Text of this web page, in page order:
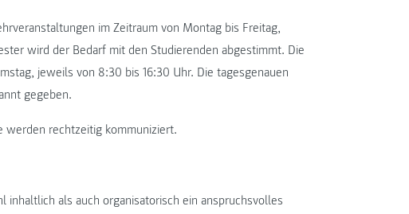
im Zeitraum von Montag bis Freitag,
wird der Bedarf mit den Studierenden abgestimmt. Die
jeweils von 8:30 bis 16:30 Uhr. Die tagesgenauen
gegeben.
werden rechtzeitig kommuniziert.
inhaltlich als auch organisatorisch ein anspruchsvolles